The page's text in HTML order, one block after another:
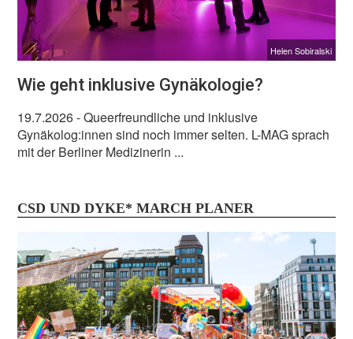
Helen Sobiralski
Wie geht inklusive Gynäkologie?
19.7.2026- Queerfreundliche und inklusive
Gynäkolog:innen sind noch immer selten. L-MAG sprach
mit der Berliner Medizinerin ...
CSD UND DYKE* MARCH PLANER